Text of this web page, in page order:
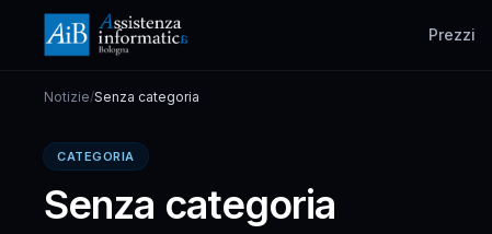
Prezzi
Notizie/Senza categoria
CATEGORIA
Senza categoria